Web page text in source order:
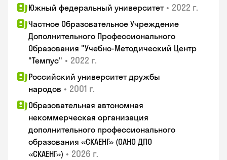
Южный федеральный университет • 2022 г.
Частное Образовательное Учреждение
Дополнительного Профессионального
Образования "Учебно-Методический Центр
"Темпус" • 2022 г.
Российский университет дружбы
народов • 2001 г.
Образовательная автономная
некоммерческая организация
дополнительного профессионального
образования «СКАЕНГ» (ОАНО ДПО
«СКАЕНГ») • 2026 г.